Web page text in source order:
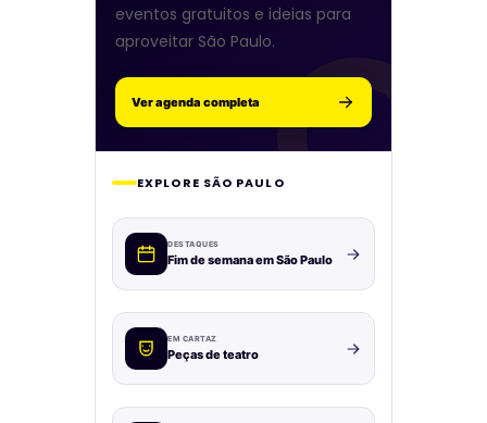
eventos gratuitos e ideias para
aproveitar São Paulo.
Ver agenda completa
EXPLORE SÃO PAULO
DESTAQUES
Fim de semana em São Paulo
EM CARTAZ
Peças de teatro